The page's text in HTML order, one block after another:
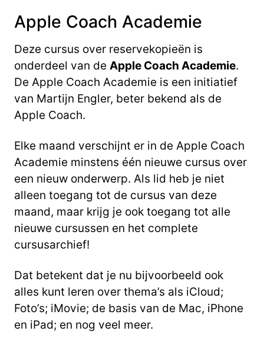
Apple Coach Academie
Deze cursus over reservekopieën is
onderdeel van de Apple Coach Academie.
De Apple Coach Academie is een initiatief
van Martijn Engler, beter bekend als de
Apple Coach.
Elke maand verschijnt er in de Apple Coach
Academie minstens één nieuwe cursus over
een nieuw onderwerp. Als lid heb je niet
alleen toegang tot de cursus van deze
maand, maar krijg je ook toegang tot alle
nieuwe cursussen en het complete
cursusarchief!
Dat betekent dat je nu bijvoorbeeld ook
alles kunt leren over thema’s als iCloud;
Foto’s; iMovie; de basis van de Mac, iPhone
en iPad; en nog veel meer.